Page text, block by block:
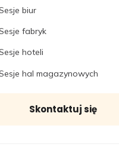
biur
fabryk
hoteli
hal magazynowych
Skontaktuj się